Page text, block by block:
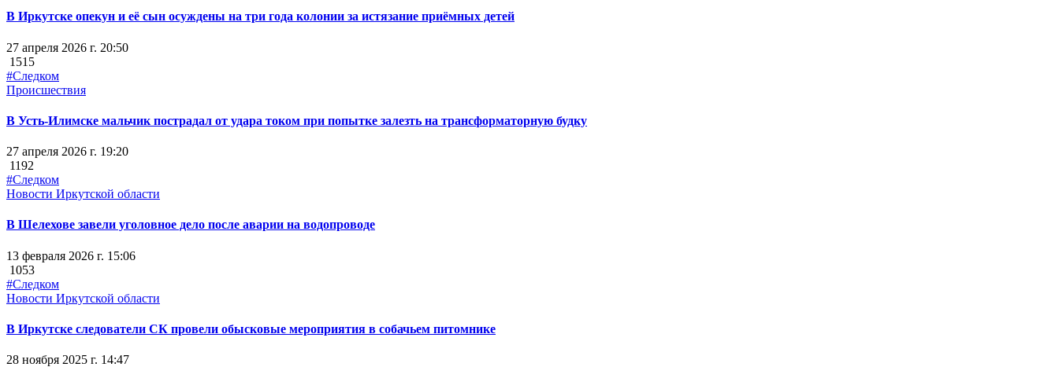
В Иркутске опекун и её сын осуждены на три года колонии за истязание приёмных детей
27 апреля 2026 г. 20:50
1515
#Следком
Происшествия
В Усть-Илимске мальчик пострадал от удара током при попытке залезть на трансформаторную будку
27 апреля 2026 г. 19:20
1192
#Следком
Новости Иркутской области
В Шелехове завели уголовное дело после аварии на водопроводе
13 февраля 2026 г. 15:06
1053
#Следком
Новости Иркутской области
В Иркутске следователи СК провели обысковые мероприятия в собачьем питомнике
28 ноября 2025 г. 14:47